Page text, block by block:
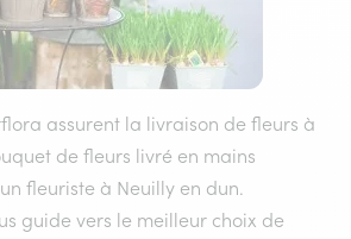
assurent la livraison de fleurs à
de fleurs livré en mains
fleuriste à Neuilly en dun.
guide vers le meilleur choix de